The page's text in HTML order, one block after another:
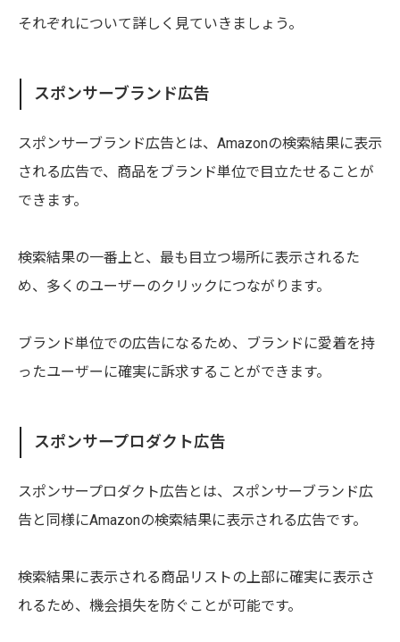
それぞれについて詳しく見ていきましょう。
スポンサーブランド広告
スポンサーブランド広告とは、Amazonの検索結果に表示
される広告で、商品をブランド単位で目立たせることが
できます。
検索結果の一番上と、最も目立つ場所に表示されるた
め、多くのユーザーのクリックにつながります。
ブランド単位での広告になるため、ブランドに愛着を持
ったユーザーに確実に訴求することができます。
スポンサープロダクト広告
スポンサープロダクト広告とは、スポンサーブランド広
告と同様にAmazonの検索結果に表示される広告です。
検索結果に表示される商品リストの上部に確実に表示さ
れるため、機会損失を防ぐことが可能です。